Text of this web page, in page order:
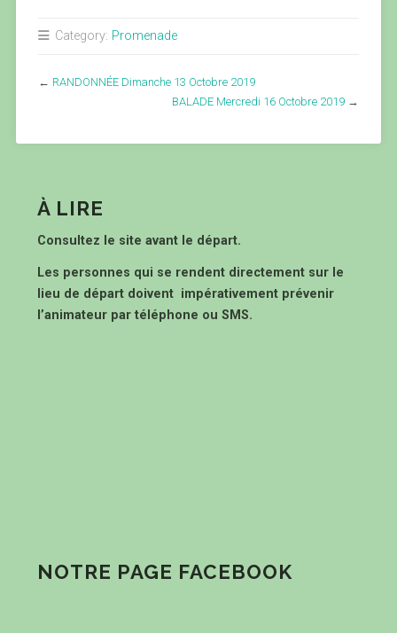
Category: Promenade
← RANDONNÉE Dimanche 13 Octobre 2019
BALADE Mercredi 16 Octobre 2019 →
À LIRE
Consultez le site avant le départ.
Les personnes qui se rendent directement sur le
lieu de départ doivent impérativement prévenir
l’animateur par téléphone ou SMS.
NOTRE PAGE FACEBOOK